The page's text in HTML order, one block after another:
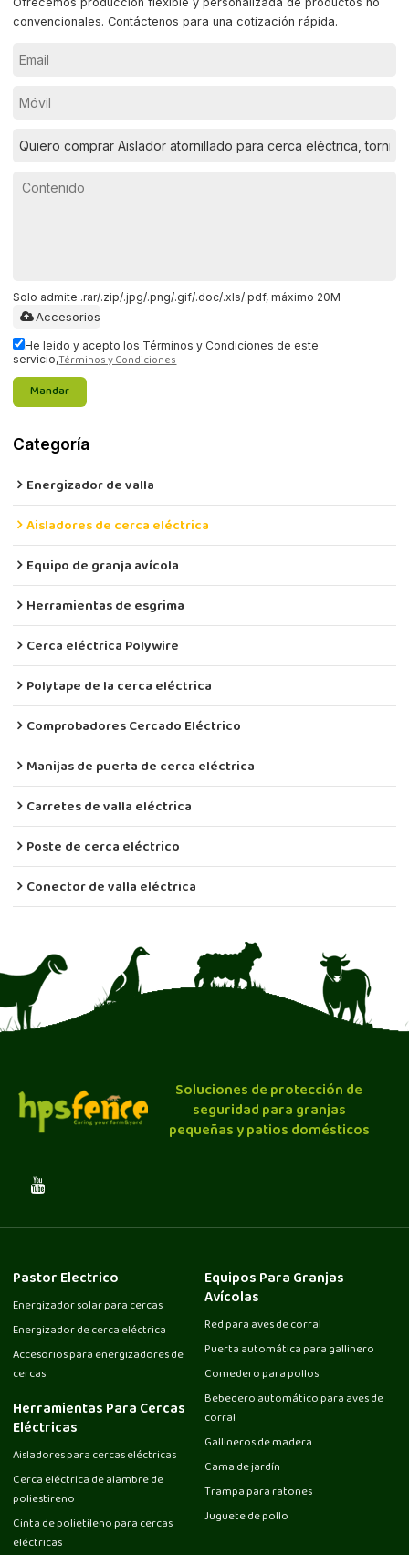
convencionales. Contáctenos para una cotización rápida.
Solo admite .rar/.zip/.jpg/.png/.gif/.doc/.xls/.pdf, máximo 20M
Accesorios
He leido y acepto los Términos y Condiciones de este
servicio,Términos y Condiciones
Mandar
Categoría
Energizador de valla
Aisladores de cerca eléctrica
Equipo de granja avícola
Herramientas de esgrima
Cerca eléctrica Polywire
Polytape de la cerca eléctrica
Comprobadores Cercado Eléctrico
Manijas de puerta de cerca eléctrica
Carretes de valla eléctrica
Poste de cerca eléctrico
Conector de valla eléctrica
Soluciones de protección de
seguridad para granjas
pequeñas y patios domésticos
Pastor Electrico
Energizador solar para cercas
Energizador de cerca eléctrica
Accesorios para energizadores de
cercas
Herramientas Para Cercas
Eléctricas
Aisladores para cercas eléctricas
Cerca eléctrica de alambre de
poliestireno
Cinta de polietileno para cercas
eléctricas
Equipos Para Granjas
Avícolas
Red para aves de corral
Puerta automática para gallinero
Comedero para pollos
Bebedero automático para aves de
corral
Gallineros de madera
Cama de jardín
Trampa para ratones
Juguete de pollo